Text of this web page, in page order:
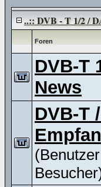
..:: DVB - T 1/2 /
Foren
DVB-T
News
DVB-T